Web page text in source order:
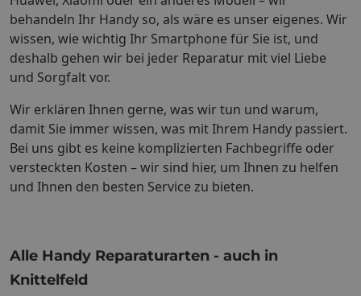
behandeln Ihr Handy so, als wäre es unser eigenes. Wir
wissen, wie wichtig Ihr Smartphone für Sie ist, und
deshalb gehen wir bei jeder Reparatur mit viel Liebe
und Sorgfalt vor.
Wir erklären Ihnen gerne, was wir tun und warum,
damit Sie immer wissen, was mit Ihrem Handy passiert.
Bei uns gibt es keine komplizierten Fachbegriffe oder
versteckten Kosten – wir sind hier, um Ihnen zu helfen
und Ihnen den besten Service zu bieten.
Alle Handy Reparaturarten - auch in
Knittelfeld